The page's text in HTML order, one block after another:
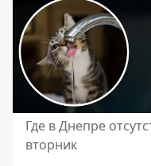
Где в Днепре
вторник